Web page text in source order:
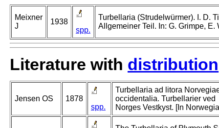
Meixner
J
1938
spp.
Turbellaria (Strudelwürmer). I. D.
Allgemeiner Teil. In: G. Grimpe, E.
Literature with distribution
Jensen OS
1878
spp.
Turbellaria ad litora
occidentalia. Turbellarier ved
Norges Vestkyst. [In